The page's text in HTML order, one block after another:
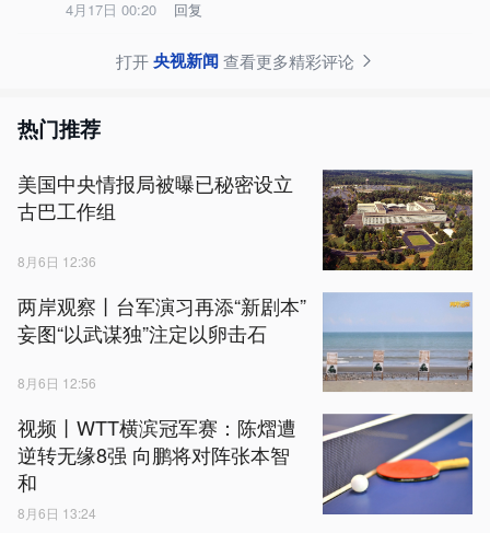
4月17日 00:20 回复
打开央视新闻查看更多精彩评论
热门推荐
美国中央情报局被曝已秘密设立
古巴工作组
8月6日 12:36
两岸观察丨台军演习再添“新剧本”
妄图“以武谋独”注定以卵击石
8月6日 12:56
视频丨WTT横滨冠军赛：陈熠遭
逆转无缘8强 向鹏将对阵张本智
和
8月6日 13:24